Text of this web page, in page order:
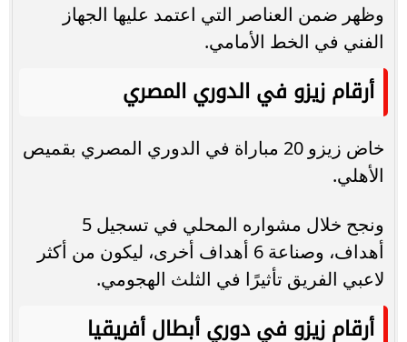
وظهر ضمن العناصر التي اعتمد عليها الجهاز
الفني في الخط الأمامي.
أرقام زيزو في الدوري المصري
خاض زيزو 20 مباراة في الدوري المصري بقميص
الأهلي.
ونجح خلال مشواره المحلي في تسجيل 5
أهداف، وصناعة 6 أهداف أخرى، ليكون من أكثر
لاعبي الفريق تأثيرًا في الثلث الهجومي.
أرقام زيزو في دوري أبطال أفريقيا